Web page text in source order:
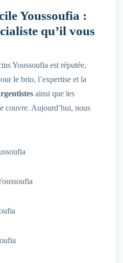
Youssoufia :
qu’il vous
Youssoufia est réputée,
le brio, l’expertise et la
ainsi que les
couvre. Aujourd’hui, nous